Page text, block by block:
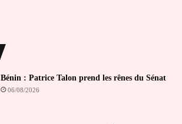
Bénin : Patrice Talon prend les rênes du Sénat
06/08/2026